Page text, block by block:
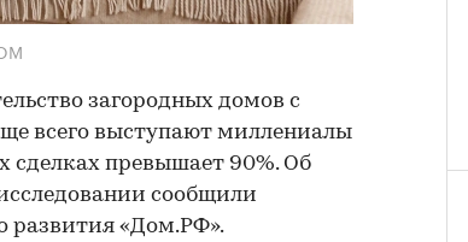
загородных домов с
всего выступают миллениалы
превышает 90%. Об
сообщили
развития «Дом.РФ».